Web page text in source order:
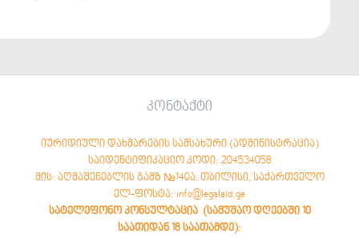
კონტაქტი
იურიდიული დახმარების სამსახური (ადმინისტრაცია)
საიდენტიფიკაციო კოდი: 204534058
მის: აღმაშენებლის გამზ №140ა, თბილისი, საქართველო
ელ-ფოსტა: info@legalaid.ge
სატელეფონო კონსულტაცია (სამუშაო დღეებში 10
საათიდან 18 საათამდე):